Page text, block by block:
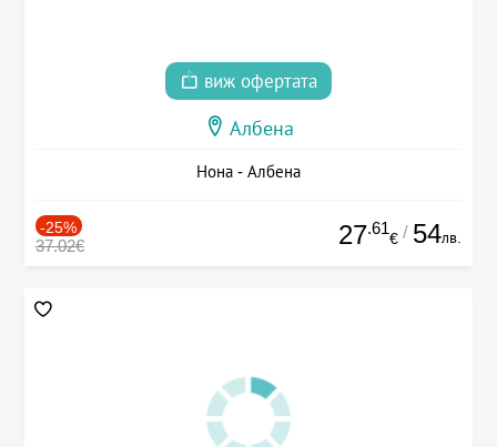
виж офертата
Албена
Нона - Албена
-25%
37.02€ 27.61
€ / 54лв.